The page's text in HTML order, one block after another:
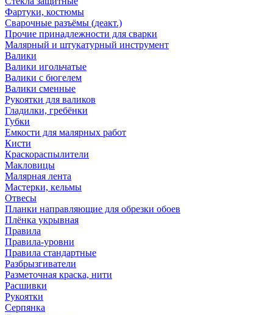
Фартуки, костюмы
Сварочные разъёмы (деакт.)
Прочие принадлежности для сварки
Малярный и штукатурный инструмент
Валики
Валики игольчатые
Валики с бюгелем
Валики сменные
Рукоятки для валиков
Гладилки, гребёнки
Губки
Емкости для малярных работ
Кисти
Краскораспылители
Макловицы
Малярная лента
Мастерки, кельмы
Отвесы
Планки направляющие для обрезки обоев
Плёнка укрывная
Правила
Правила-уровни
Правила стандартные
Разбрызгиватели
Разметочная краска, нити
Расшивки
Рукоятки
Серпянка